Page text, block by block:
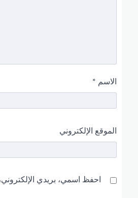
الاسم *
الموقع الإلكتروني
احفظ اسمي، بريدي